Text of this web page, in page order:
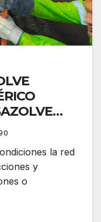
la red
y
o